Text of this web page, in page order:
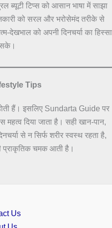
ब्यूटी टिप्स को आसान भाषा में साझा
को सरल और भरोसेमंद तरीके से
देखभाल को अपनी दिनचर्या का हिस्सा
Tips
हैं। इसलिए Sundarta Guide पर
दिया जाता है। सही खान-पान,
से न सिर्फ शरीर स्वस्थ रहता है,
प्राकृतिक चमक आती है।
Us